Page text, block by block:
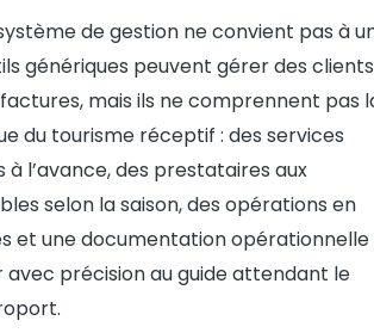
de gestion ne convient pas à
génériques peuvent gérer des clients
mais ils ne comprennent pas
du tourisme réceptif : des services
à l’avance, des prestataires aux
selon la saison, des opérations en
et une documentation opérationnelle
avec précision au guide attendant le